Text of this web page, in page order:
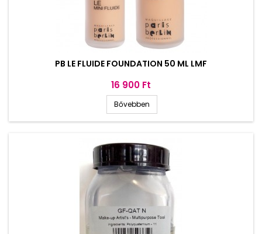
PB LE FLUIDE FOUNDATION 50 ML LMF
Ár
16 900 Ft
Bővebben